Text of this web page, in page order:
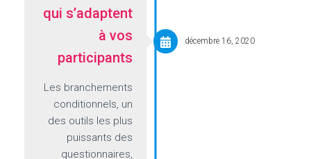
qui s’adaptent
à vos
participants
Les branchements
conditionnels, un
des outils les plus
puissants des
questionnaires,
décembre 16, 2020